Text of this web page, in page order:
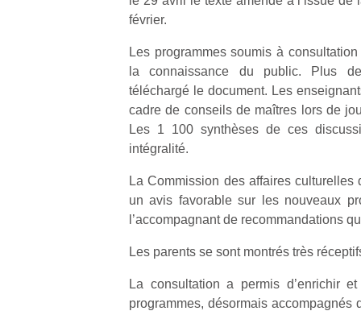
février.
Les programmes soumis à
la connaissance du public. Plus
téléchargé le document. Les
cadre de conseils de maîtres lors de
Les 1 100 synthèses de ces
intégralité.
La Commission des affaires
un avis favorable sur les nouveaux
l’accompagnant de recommandations
Les parents se sont montrés très
La consultation a permis d’enrichir
programmes, désormais